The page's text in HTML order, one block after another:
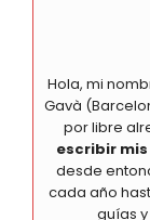
Hola, mi
Gavà
por libre
escribir
desde
cada año
guías